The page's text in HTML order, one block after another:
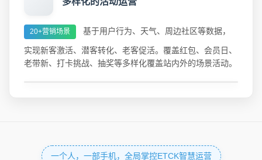
20+营销场景 基于用户行为、天气、周边社区等数据，
实现新客激活、潜客转化、老客促活。覆盖红包、会员日、
老带新、打卡挑战、抽奖等多样化覆盖站内外的场景活动。